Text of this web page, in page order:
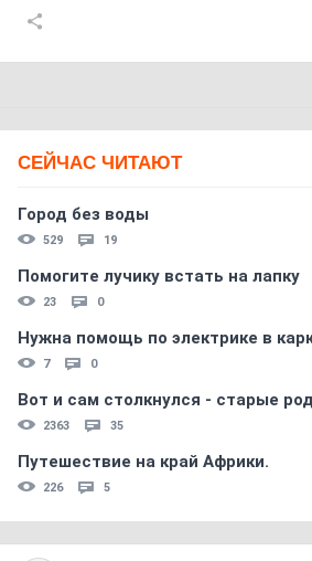
СЕЙЧАС ЧИТАЮТ
Город без воды
529 19
Помогите лучику встать на лапку
23 0
Нужна помощь по электрике в
7 0
Вот и сам столкнулся - старые
2363 35
Путешествие на край Африки.
226 5